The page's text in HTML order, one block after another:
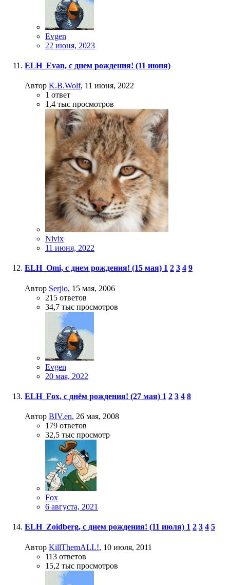
Evgen
22 июня, 2023
ELH_Evan, с днем рождения! (11 июня)
Автор K.B.Wolf, 11 июня, 2022
1 ответ
1,4 тыс просмотров
Nivix
11 июня, 2022
ELH_Omi, с днем рождения! (15 мая) 1 2 3 4 9
Автор Serjio, 15 мая, 2006
215 ответов
34,7 тыс просмотров
Evgen
20 мая, 2022
ELH_Fox, с днём рождения! (27 мая) 1 2 3 4 8
Автор BIV.en, 26 мая, 2008
179 ответов
32,5 тыс просмотр
Fox
6 августа, 2021
ELH_Zoidberg, с днем рождения! (11 июля) 1 2 3 4 5
Автор KillThemALL!, 10 июля, 2011
113 ответов
15,2 тыс просмотров